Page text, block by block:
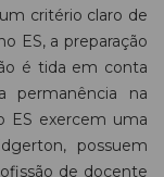
critério claro de
ES, a preparação
é tida em conta
permanência na
ES exercem uma
possuem
de docente